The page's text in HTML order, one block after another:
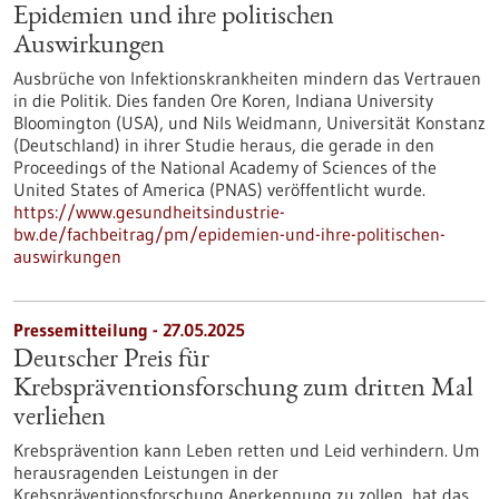
Epidemien und ihre politischen
Auswirkungen
Ausbrüche von Infektionskrankheiten mindern das Vertrauen
in die Politik. Dies fanden Ore Koren, Indiana University
Bloomington (USA), und Nils Weidmann, Universität Konstanz
(Deutschland) in ihrer Studie heraus, die gerade in den
Proceedings of the National Academy of Sciences of the
United States of America (PNAS) veröffentlicht wurde.
https://www.gesundheitsindustrie-
bw.de/fachbeitrag/pm/epidemien-und-ihre-politischen-
auswirkungen
Pressemitteilung - 27.05.2025
Deutscher Preis für
Krebspräventionsforschung zum dritten Mal
verliehen
Krebsprävention kann Leben retten und Leid verhindern. Um
herausragenden Leistungen in der
Krebspräventionsforschung Anerkennung zu zollen, hat das